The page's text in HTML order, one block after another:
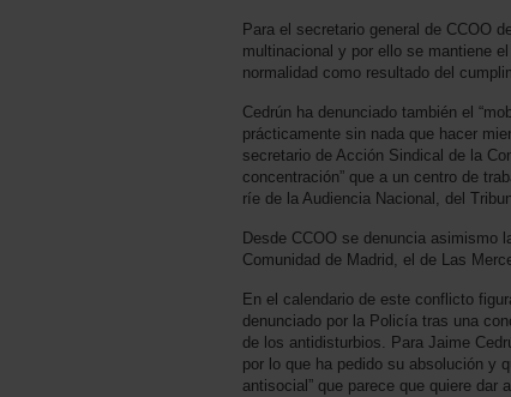
Para el secretario general de CCOO
multinacional y por ello se mantiene
normalidad como resultado del
Cedrún ha denunciado también el
prácticamente sin nada que hacer
secretario de Acción Sindical de la
concentración” que a un centro de
ríe de la Audiencia Nacional, del
Desde CCOO se denuncia asimismo
Comunidad de Madrid, el de Las
En el calendario de este conflicto
denunciado por la Policía tras una
de los antidisturbios. Para Jaime
por lo que ha pedido su absolución y
antisocial” que parece que quiere dar